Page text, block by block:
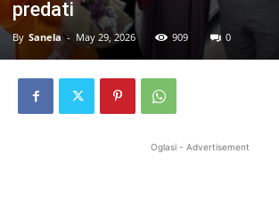
predati
By Sanela - May 29, 2026 909 0
Oglasi - Advertisement